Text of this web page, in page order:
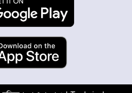
দাবানল নেভাতে গিয়ে
বিধ্বস্ত, নিহত ১
সর্বোচ্চ শাস্তি মৃত্যুদণ্ড, তাই
মজুদ করবেন : আইনমন্ত্রী